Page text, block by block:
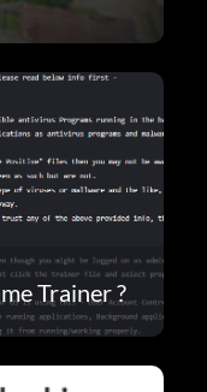
Trainer ?